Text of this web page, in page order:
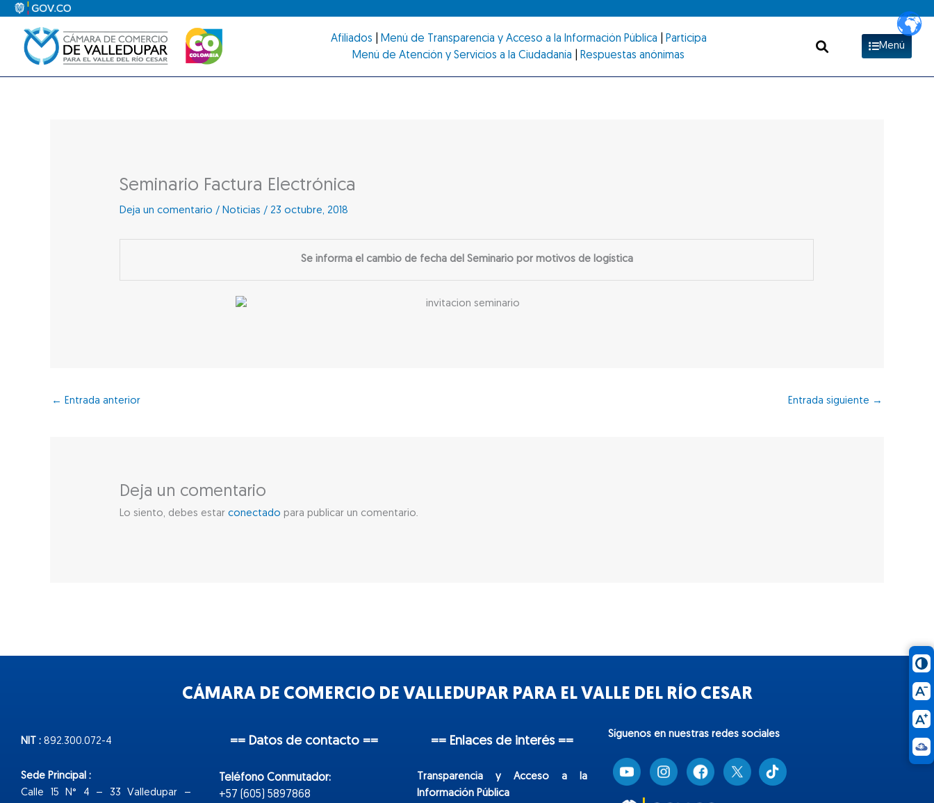
contenido
Afiliados Menú de Transparencia y Acceso a la Información Pública
Participa
Menú de Atención y Servicios a la Ciudadanía
Respuestas anónimas
Menú
Seminario Factura Electrónica
Deja un comentario / Noticias / 23 octubre, 2018
Se informa el cambio de fecha del Seminario por motivos de logística
← Entrada anterior Entrada siguiente →
Deja un comentario
Lo siento, debes estarconectado para publicar un comentario.
CÁMARA DE COMERCIO DE VALLEDUPAR PARA EL VALLE DEL RÍO CESAR
NIT : 892.300.072-4
Sede Principal :
Calle 15 N° 4 – 33 Valledupar –
== Datos de contacto ==
Teléfono Conmutador:
+57 (605) 5897868
== Enlaces de interés ==
Transparencia y Acceso a la
Información Pública
Síguenos en nuestras redes sociales
T
i
k